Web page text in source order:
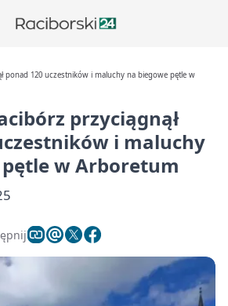
ponad 120 uczestników i maluchy na biegowe pętle w
przyciągnął
i maluchy
w Arboretum